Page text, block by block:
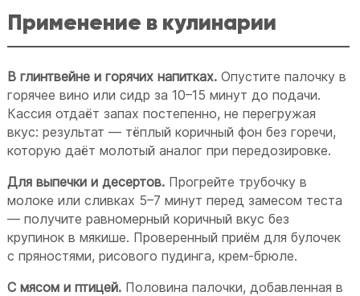
Применение в кулинарии
В глинтвейне и горячих напитках. Опустите палочку в
горячее вино или сидр за 10–15 минут до подачи.
Кассия отдаёт запах постепенно, не перегружая
вкус: результат — тёплый коричный фон без горечи,
которую даёт молотый аналог при передозировке.
Для выпечки и десертов. Прогрейте трубочку в
молоке или сливках 5–7 минут перед замесом теста
— получите равномерный коричный вкус без
крупинок в мякише. Проверенный приём для булочек
с пряностями, рисового пудинга, крем-брюле.
С мясом и птицей. Половина палочки, добавленная в